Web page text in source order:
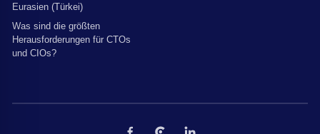
Eurasien (Türkei)
Was sind die größten
Herausforderungen für CTOs
und CIOs?